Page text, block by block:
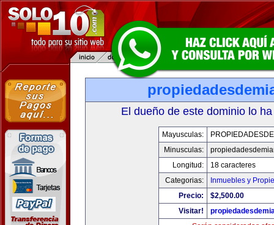
El dueño de este dominio lo
Mayusculas:
Minusculas:
Longitud:
18 caracteres
Categorias:
Inmuebles y
Precio:
$2,500.00
Visitar!